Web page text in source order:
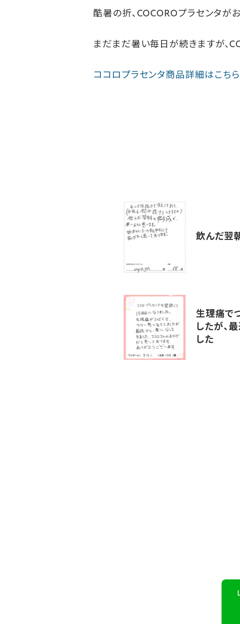
酷暑の折、COCOROプラセンタが
まだまだ暑い毎日が続きますが、
ココロプラセンタ商品詳細はこちら
飲んだ翌
生理痛で
したが、
した